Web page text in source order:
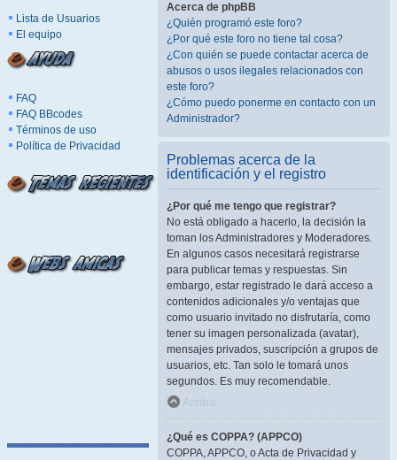
Lista de Usuarios
El equipo
FAQ
FAQ BBcodes
Términos de uso
Política de Privacidad
Acerca de phpBB
¿Quién programó este foro?
¿Por qué este foro no tiene tal cosa?
¿Con quién se puede contactar acerca de
abusos o usos ilegales relacionados con
este foro?
¿Cómo puedo ponerme en contacto con un
Administrador?
Problemas acerca de la
identificación y el registro
¿Por qué me tengo que registrar?
No está obligado a hacerlo, la decisión la
toman los Administradores y Moderadores.
En algunos casos necesitará registrarse
para publicar temas y respuestas. Sin
embargo, estar registrado le dará acceso a
contenidos adicionales y/o ventajas que
como usuario invitado no disfrutaría, como
tener su imagen personalizada (avatar),
mensajes privados, suscripción a grupos de
usuarios, etc. Tan solo le tomará unos
segundos. Es muy recomendable.
Arriba
¿Qué es COPPA? (APPCO)
COPPA, APPCO, o Acta de Privacidad y